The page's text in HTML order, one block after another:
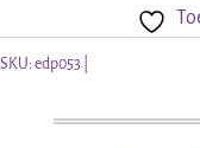
aantal
SKU: edp053